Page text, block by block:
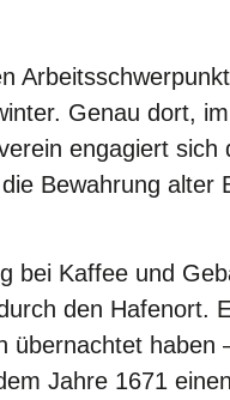
Genau dort,
engagiert
Bewahrung alter
bei Kaffee und
den
übernachtet
Jahre 1671